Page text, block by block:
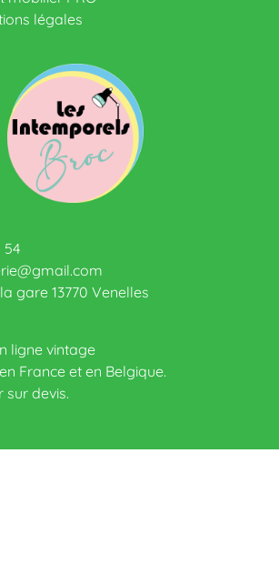
légales
54
gare 13770 Venelles
ligne vintage
France et en Belgique.
sur devis.